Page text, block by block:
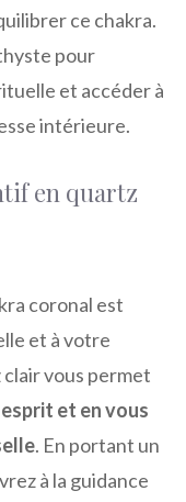
ce chakra.
pour
et accéder à
intérieure.
en quartz
coronal est
et à votre
vous permet
et en vous
. En portant un
à la guidance